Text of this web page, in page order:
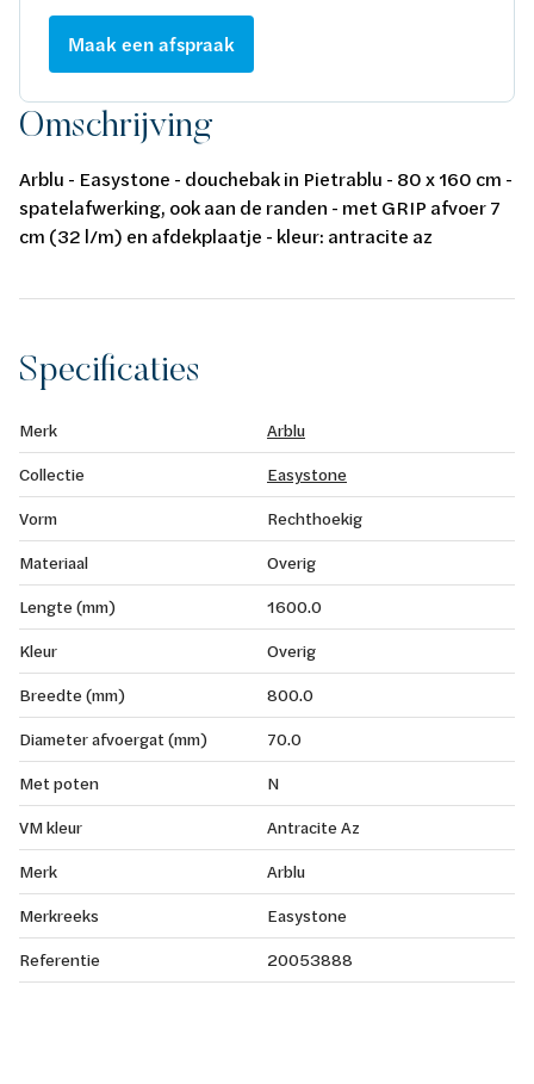
Maak een afspraak
Omschrijving
Arblu - Easystone - douchebak in Pietrablu - 80 x 160 cm -
spatelafwerking, ook aan de randen - met GRIP afvoer 7
cm (32 l/m) en afdekplaatje - kleur: antracite az
Specificaties
Merk
Arblu
Collectie
Easystone
Vorm
Rechthoekig
Materiaal
Overig
Lengte (mm)
1600.0
Kleur
Overig
Breedte (mm)
800.0
Diameter afvoergat (mm)
70.0
Met poten
N
VM kleur
Antracite Az
Merk
Arblu
Merkreeks
Easystone
Referentie
20053888